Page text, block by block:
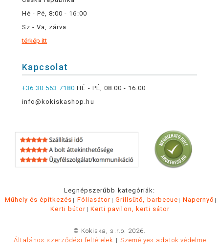
Hé - Pé, 8:00 - 16:00
Sz - Va, zárva
térkép itt
Kapcsolat
+36 30 563 7180 HÉ - PÉ, 08:00 - 16:00
info@kokiskashop.hu
Legnépszerűbb kategóriák:
Műhely és építkezés
Fóliasátor Grillsütő, barbecue
Napernyő
Kerti bútor
Kerti pavilon, kerti sátor
© Kokiska, s.r.o. 2026.
Általános szerződési feltételek
Személyes adatok védelme